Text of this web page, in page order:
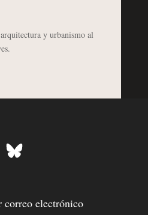
y urbanismo al
Bluesky
correo electrónico